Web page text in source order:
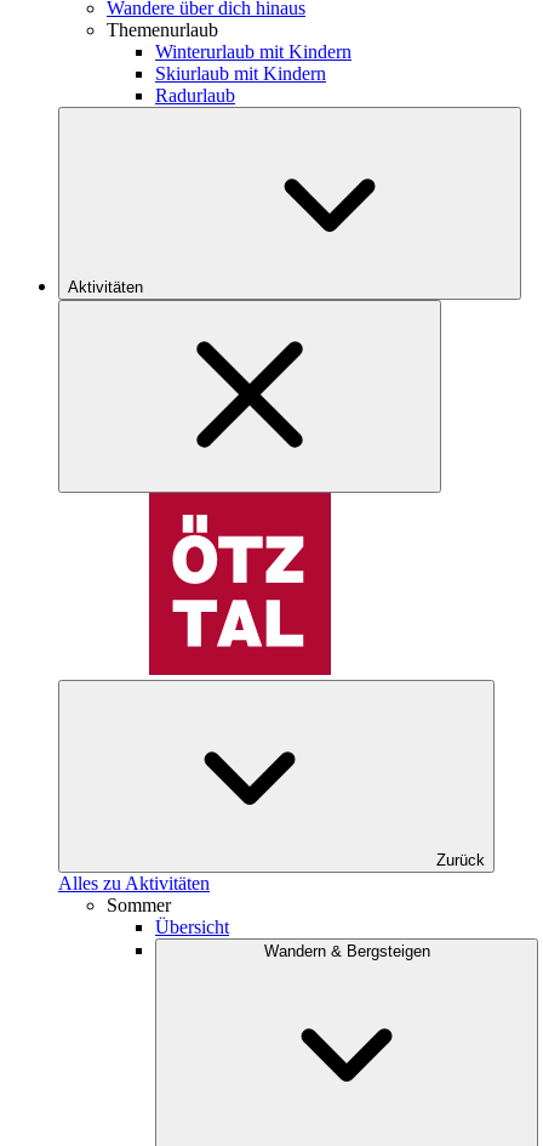
Wandere über dich hinaus
Themenurlaub
Winterurlaub mit Kindern
Skiurlaub mit Kindern
Radurlaub
Aktivitäten
Zurück
Alles zu Aktivitäten
Sommer
Übersicht
Wandern & Bergsteigen